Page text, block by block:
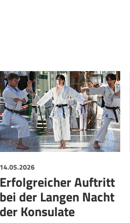
14.05.2026
Erfolgreicher Auftritt
bei der Langen Nacht
der Konsulate